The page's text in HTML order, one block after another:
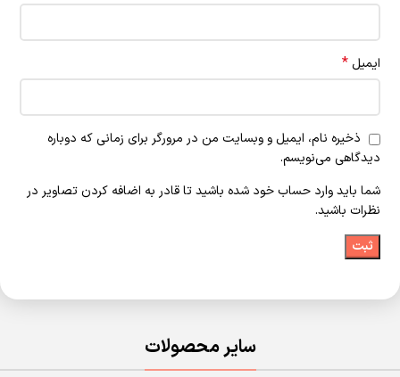
ایمیل *
ذخیره نام، ایمیل و وبسایت من در مرورگر برای زمانی که دوباره
دیدگاهی می‌نویسم.
شما باید وارد حساب خود شده باشید تا قادر به اضافه کردن تصاویر در
نظرات باشید.
سایر محصولات